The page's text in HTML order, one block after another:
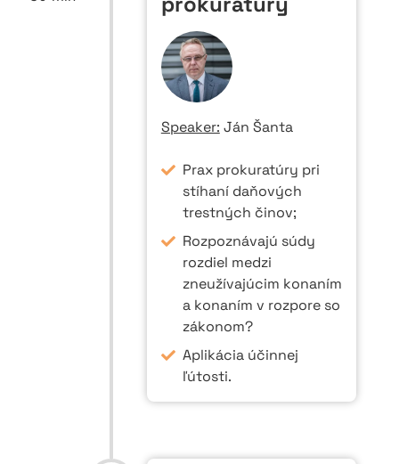
Speaker: Ján Šanta
Prax prokuratúry pri
stíhaní daňových
trestných činov;
Rozpoznávajú súdy
rozdiel medzi
zneužívajúcim konaním
a konaním v rozpore so
zákonom?
Aplikácia účinnej
ľútosti.